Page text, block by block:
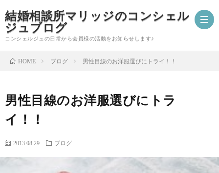
結婚相談所マリッジのコンシェル
ジュブログ
コンシェルジュの日常から会員様の活動をお知らせします♪
HOME ブログ 男性目線のお洋服選びにトライ！！
男性目線のお洋服選びにトラ
イ！！
2013.08.29 ブログ